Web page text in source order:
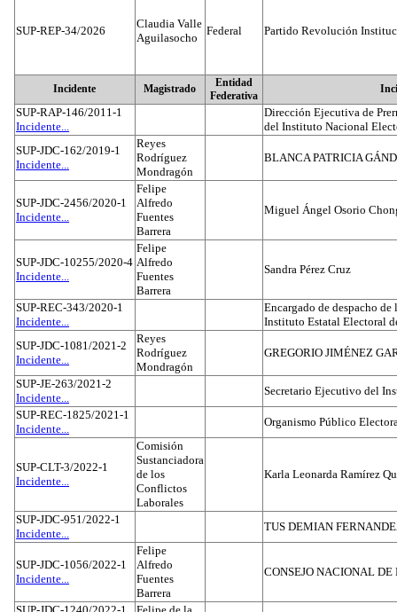
SUP-REP-34/2026
Claudia Valle
Aguilasocho
Federal Partido Revolución
Incidente Magistrado
Entidad
Federativa
SUP-RAP-146/2011-1
Incidente...
Dirección Ejecutiva de
del Instituto Nacional
SUP-JDC-162/2019-1
Incidente...
Reyes
Rodríguez
Mondragón
BLANCA PATRICIA
SUP-JDC-2456/2020-1
Incidente...
Felipe
Alfredo
Fuentes
Barrera
Miguel Ángel Osorio
SUP-JDC-10255/2020-4
Incidente...
Felipe
Alfredo
Fuentes
Barrera
Sandra Pérez Cruz
SUP-REC-343/2020-1
Incidente...
Encargado de despacho
Instituto Estatal Electoral
SUP-JDC-1081/2021-2
Incidente...
Reyes
Rodríguez
Mondragón
GREGORIO JIMÉNEZ
SUP-JE-263/2021-2
Incidente...
Secretario Ejecutivo del
SUP-REC-1825/2021-1
Incidente...
Organismo Público
SUP-CLT-3/2022-1
Incidente...
Comisión
Sustanciadora
de los
Conflictos
Laborales
Karla Leonarda Ramírez
SUP-JDC-951/2022-1
Incidente...
TUS DEMIAN
SUP-JDC-1056/2022-1
Incidente...
Felipe
Alfredo
Fuentes
Barrera
CONSEJO NACIONAL